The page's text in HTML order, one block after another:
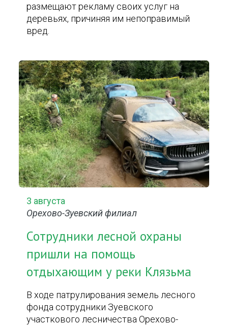
размещают рекламу своих услуг на
деревьях, причиняя им непоправимый
вред.
3 августа
Орехово-Зуевский филиал
Сотрудники лесной охраны
пришли на помощь
отдыхающим у реки Клязьма
В ходе патрулирования земель лесного
фонда сотрудники Зуевского
участкового лесничества Орехово-